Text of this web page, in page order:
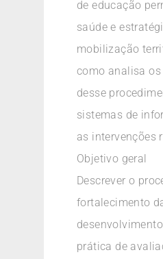
de educação
saúde e
mobilização
como analisa
desse
sistemas de
as intervenções
Objetivo geral
Descrever o
fortalecimento
prática de